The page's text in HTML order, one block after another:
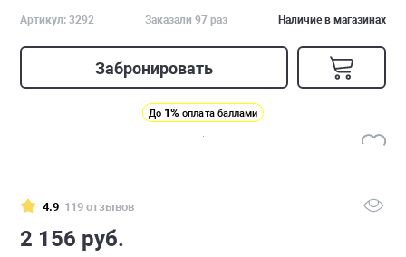
Артикул: 3292 Заказали 97 раз Наличие в магазинах
Забронировать
До 1% оплата баллами
4.9 119 отзывов
2 156 руб.